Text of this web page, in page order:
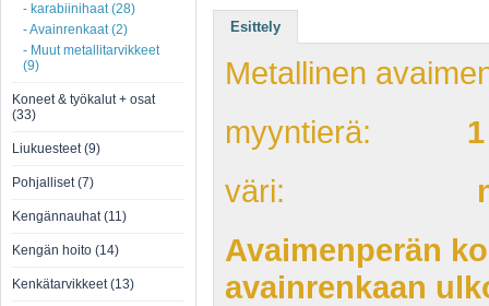
- karabiinihaat (28)
- Avainrenkaat (2)
- Muut metallitarvikkeet
(9)
Koneet & työkalut + osat
(33)
Liukuesteet (9)
Pohjalliset (7)
Kengännauhat (11)
Kengän hoito (14)
Kenkätarvikkeet (13)
Esittely
Metallinen
myyntierä:
väri:
Avaimenperän
avainrenkaan